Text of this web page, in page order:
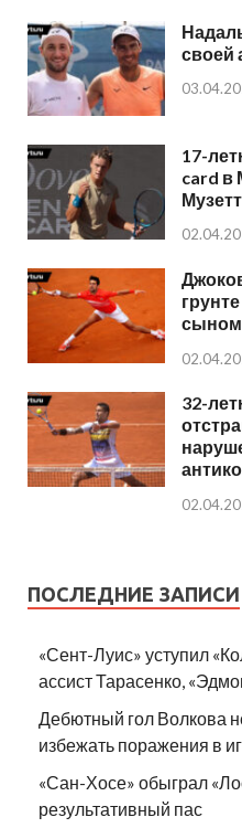
своей
17-
card в
сыном
32-
ПОСЛЕДНИЕ ЗАПИСИ
«Сент-Луис» уступил
ассист Тарасенко,
Дебютный гол Волкова
избежать поражения в
«Сан-Хосе» обыграл
результативный пас